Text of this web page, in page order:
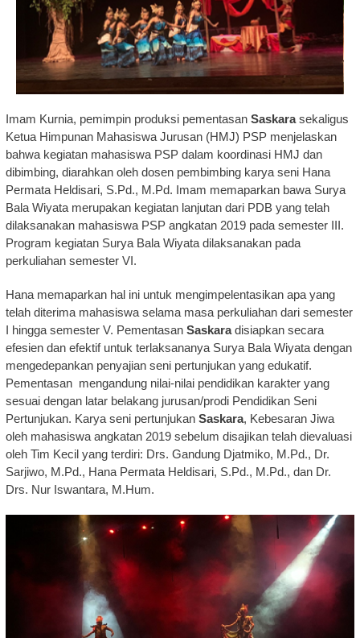
Imam Kurnia, pemimpin produksi pementasan Saskarasekaligus
Ketua Himpunan Mahasiswa Jurusan (HMJ) PSP menjelaskan
bahwa kegiatan mahasiswa PSP dalam koordinasi HMJ dan
dibimbing, diarahkan oleh dosen pembimbing karya seni Hana
Permata Heldisari, S.Pd., M.Pd. Imam memaparkan bawa Surya
Bala Wiyata merupakan kegiatan lanjutan dari PDB yang telah
dilaksanakan mahasiswa PSP angkatan 2019 pada semester III.
Program kegiatan Surya Bala Wiyata dilaksanakan pada
perkuliahan semester VI.
Hana memaparkan hal ini untuk mengimpelentasikan apa yang
telah diterima mahasiswa selama masa perkuliahan dari semester
I hingga semester V. Pementasan Saskaradisiapkan secara
efesien dan efektif untuk terlaksananya Surya Bala Wiyata dengan
mengedepankan penyajian seni pertunjukan yang edukatif.
Pementasan mengandung nilai-nilai pendidikan karakter yang
sesuai dengan latar belakang jurusan/prodi Pendidikan Seni
Pertunjukan. Karya seni pertunjukan Saskara, Kebesaran Jiwa
oleh mahasiswa angkatan 2019 sebelum disajikan telah dievaluasi
oleh Tim Kecil yang terdiri: Drs. Gandung Djatmiko, M.Pd., Dr.
Sarjiwo, M.Pd., Hana Permata Heldisari, S.Pd., M.Pd., dan Dr.
Drs. Nur Iswantara, M.Hum.